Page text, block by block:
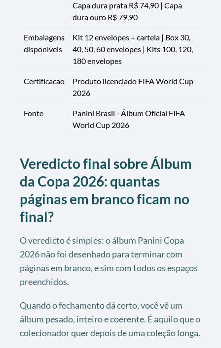
Capa dura prata R$ 74,90 | Capa
dura ouro R$ 79,90
Embalagens
disponiveis
Kit 12 envelopes + cartela | Box 30,
40, 50, 60 envelopes | Kits 100, 120,
180 envelopes
Certificacao
Produto licenciado FIFA World Cup
2026
Fonte
Panini Brasil - Álbum Oficial FIFA
World Cup 2026
Veredicto final sobre Álbum
da Copa 2026: quantas
páginas em branco ficam no
final?
O veredicto é simples: o álbum Panini Copa
2026 não foi desenhado para terminar com
páginas em branco, e sim com todos os espaços
preenchidos.
Quando o fechamento dá certo, você vê um
álbum pesado, inteiro e coerente. É aquilo que o
colecionador quer depois de uma coleção longa.